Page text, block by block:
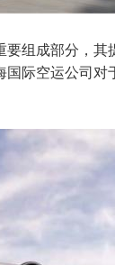
组成部分，
际空运公司